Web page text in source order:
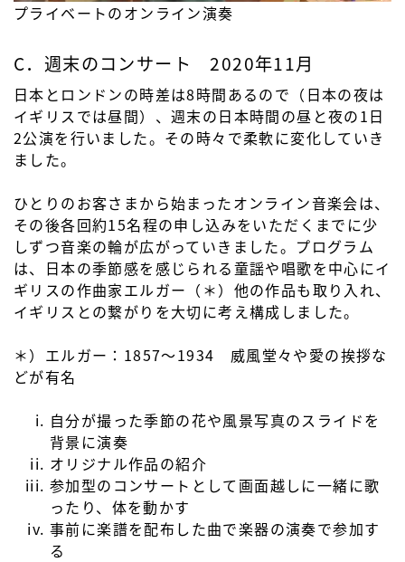
プライベートのオンライン演奏
C．週末のコンサート 2020年11月
日本とロンドンの時差は8時間あるので（日本の夜は
イギリスでは昼間）、週末の日本時間の昼と夜の1日
2公演を行いました。その時々で柔軟に変化していき
ました。
ひとりのお客さまから始まったオンライン音楽会は、
その後各回約15名程の申し込みをいただくまでに少
しずつ音楽の輪が広がっていきました。プログラム
は、日本の季節感を感じられる童謡や唱歌を中心にイ
ギリスの作曲家エルガー（＊）他の作品も取り入れ、
イギリスとの繋がりを大切に考え構成しました。
＊）エルガー：1857～1934 威風堂々や愛の挨拶な
どが有名
自分が撮った季節の花や風景写真のスライドを
背景に演奏
オリジナル作品の紹介
参加型のコンサートとして画面越しに一緒に歌
ったり、体を動かす
事前に楽譜を配布した曲で楽器の演奏で参加す
る